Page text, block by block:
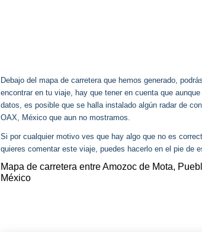
Debajo del mapa de carretera que hemos generado,
encontrar en tu viaje, hay que tener en cuenta que
datos, es posible que se halla instalado algún radar de
OAX, México que aun no mostramos.
Si por cualquier motivo ves que hay algo que no es
quieres comentar este viaje, puedes hacerlo en el pie de
Mapa de carretera entre Amozoc de Mota,
México